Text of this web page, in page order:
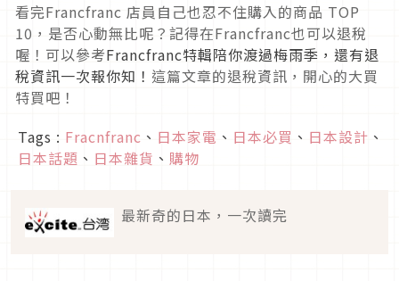
看完Francfranc 店員自己也忍不住購入的商品 TOP
10，是否心動無比呢？記得在Francfranc也可以退稅
喔！可以參考Francfranc特輯陪你渡過梅雨季，還有退
稅資訊一次報你知！ 這篇文章的退稅資訊，開心的大買
特買吧！
Tags : Fracnfranc 、 日本家電 、 日本必買 、 日本設計 、
日本話題 、 日本雜貨 、 購物
最新奇的日本，一次讀完